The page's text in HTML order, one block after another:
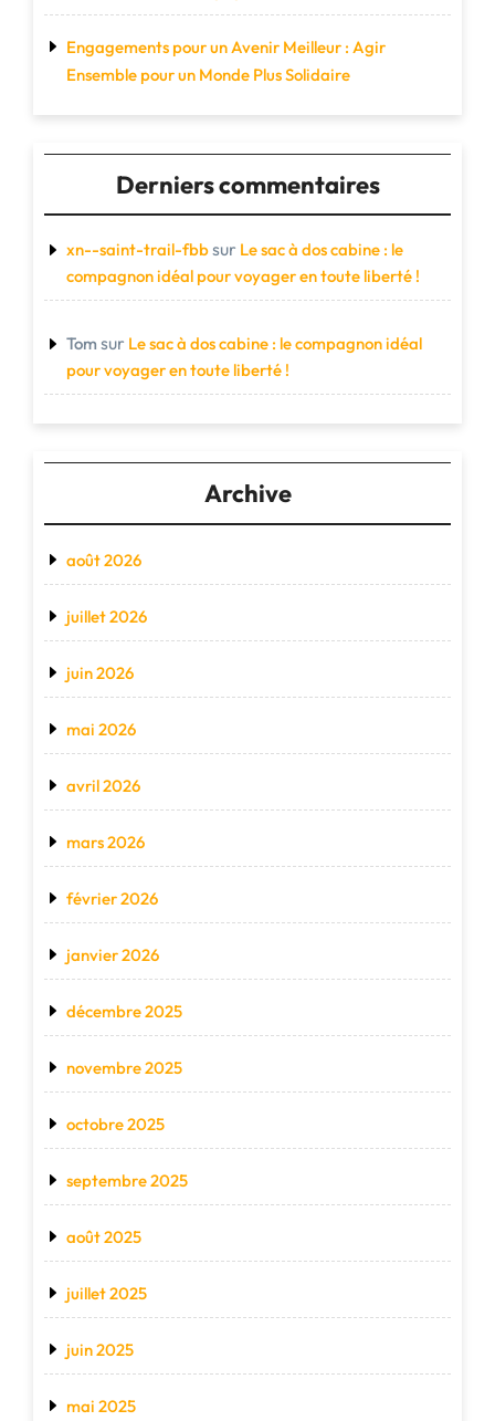
Engagements pour un Avenir Meilleur : Agir
Ensemble pour un Monde Plus Solidaire
Derniers commentaires
xn--saint-trail-fbbsur Le sac à dos cabine : le
compagnon idéal pour voyager en toute liberté !
Tom sur Le sac à dos cabine : le compagnon idéal
pour voyager en toute liberté !
Archive
août 2026
juillet 2026
juin 2026
mai 2026
avril 2026
mars 2026
février 2026
janvier 2026
décembre 2025
novembre 2025
octobre 2025
septembre 2025
août 2025
juillet 2025
juin 2025
mai 2025